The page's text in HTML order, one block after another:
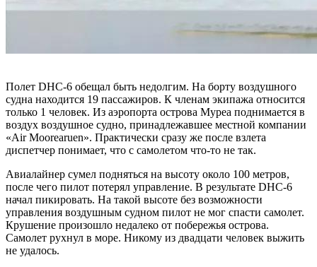
Полет DHC-6 обещал быть недолгим. На борту воздушного
судна находится 19 пассажиров. К членам экипажа относится
только 1 человек. Из аэропорта острова Муреа поднимается в
воздух воздушное судно, принадлежавшее местной компании
«Air Moorearuen». Практически сразу же после взлета
диспетчер понимает, что с самолетом что-то не так.
Авиалайнер сумел подняться на высоту около 100 метров,
после чего пилот потерял управление. В результате DHC-6
начал пикировать. На такой высоте без возможности
управления воздушным судном пилот не мог спасти самолет.
Крушение произошло недалеко от побережья острова.
Самолет рухнул в море. Никому из двадцати человек выжить
не удалось.